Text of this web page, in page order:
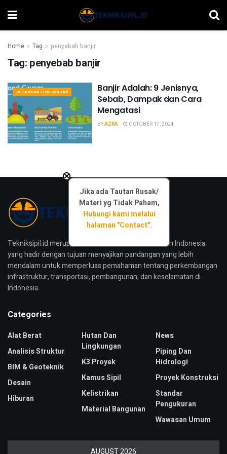
Home Tag penyebab banjir
Tag: penyebab banjir
HUTAN DAN LINGKUNGAN
Banjir Adalah: 9 Jenisnya,
Sebab, Dampak dan Cara
Mengatasi
BYAZKA OCTOBER 17, 2024
Tekniksipil.id merupakan media konstruksi bangunan Indonesia
yang hadir dengan tujuan menyajikan pandangan yang lebih
mendalam untuk memperluas pemahaman tentang perkembangan
infrastruktur, transportasi, pembangunan, dan keselamatan di
Indonesia.
Jika ada Tautan Rusak/
Materi yg Tidak Paham,
Hubungi kami melalui
halaman "Contact".
×
Categories
Alat Berat
Analisis Struktur
BIM & Geoteknik
Desain
Hiburan
Hutan Dan
Lingkungan
K3 Proyek
Kamus Sipil
Kelistrikan
Material Bangunan
News
Piping Dan
Hidrologi
Proyek Konstruksi
Standar
Pengukuran
Wawasan Umum
AUGUST 2026